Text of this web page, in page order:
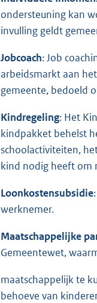
ondersteuning kan
invulling geldt
Jobcoach: Job
arbeidsmarkt aan
gemeente, bedoeld
Kindregeling: Het
kindpakket behelst
schoolactiviteiten,
kind nodig heeft om
Loonkostensubsidie
werknemer.
Maatschappelijke
Gemeentewet,
maatschappelijk te
behoeve van